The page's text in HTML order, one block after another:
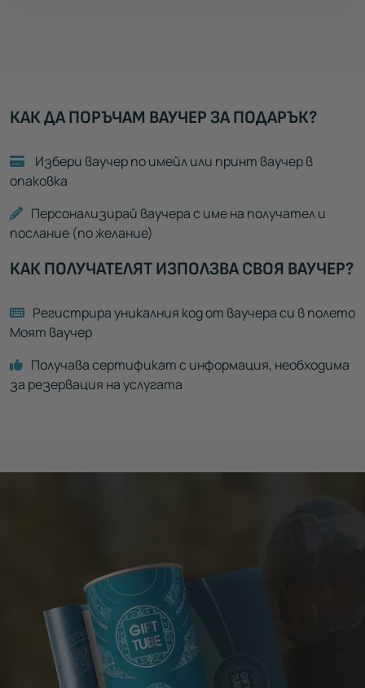
КАК ДА ПОРЪЧАМ ВАУЧЕР ЗА ПОДАРЪК?
Избери ваучер по имейл или принт ваучер в
опаковка
Персонализирай ваучера с име на получател и
послание (по желание)
КАК ПОЛУЧАТЕЛЯТ ИЗПОЛЗВА СВОЯ ВАУЧЕР?
Регистрира уникалния код от ваучера си в полето
Моят ваучер
Получава сертификат с информация, необходима
за резервация на услугата